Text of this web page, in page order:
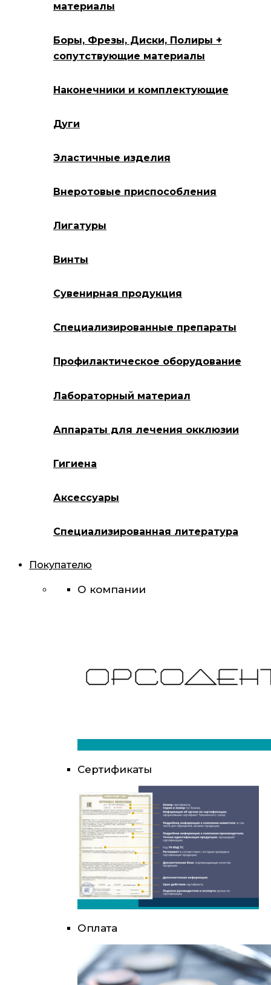
материалы
Боры, Фрезы, Диски, Полиры +
сопутствующие материалы
Наконечники и комплектующие
Дуги
Эластичные изделия
Внеротовые приспособления
Лигатуры
Винты
Сувенирная продукция
Специализированные препараты
Профилактическое оборудование
Лабораторный материал
Аппараты для лечения окклюзии
Гигиена
Аксессуары
Специализированная литература
Покупателю
О компании
Сертификаты
Оплата